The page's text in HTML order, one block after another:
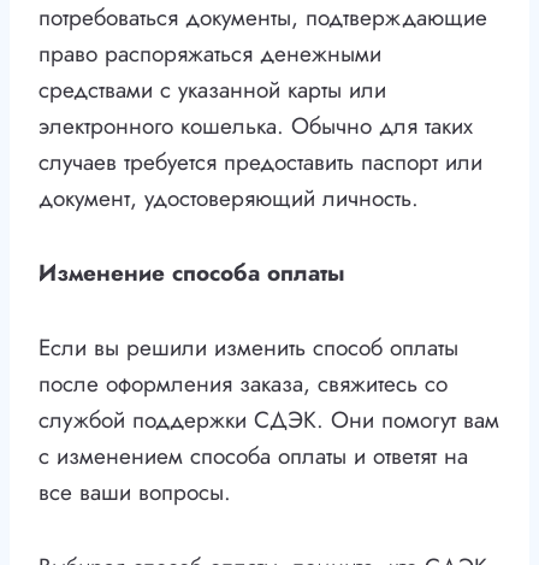
потребоваться документы, подтверждающие
право распоряжаться денежными
средствами с указанной карты или
электронного кошелька. Обычно для таких
случаев требуется предоставить паспорт или
документ, удостоверяющий личность.
Изменение способа оплаты
Если вы решили изменить способ оплаты
после оформления заказа, свяжитесь со
службой поддержки СДЭК. Они помогут вам
с изменением способа оплаты и ответят на
все ваши вопросы.